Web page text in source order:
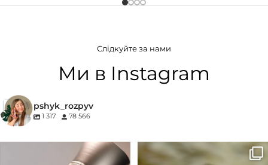
Слідкуйте за нами
Ми в Instagram
pshyk_rozpyv
1 317 78 566
Для замовлення переходьте на
сайт або в Instagram...
Marc-Antoine Barrois B683 - це
запах вечора в